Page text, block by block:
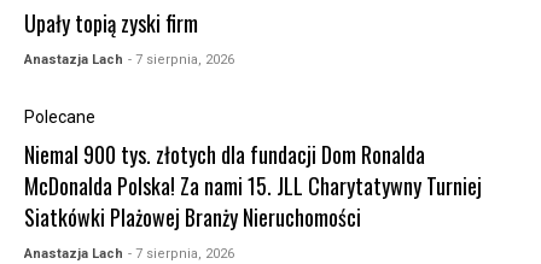
Upały topią zyski firm
Anastazja Lach - 7 sierpnia, 2026
Polecane
Niemal 900 tys. złotych dla fundacji Dom Ronalda
McDonalda Polska! Za nami 15. JLL Charytatywny Turniej
Siatkówki Plażowej Branży Nieruchomości
Anastazja Lach - 7 sierpnia, 2026